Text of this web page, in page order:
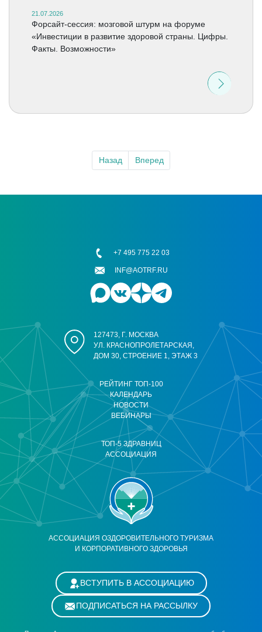
21.07.2026
Форсайт-сессия: мозговой штурм на форуме
«Инвестиции в развитие здоровой страны. Цифры.
Факты. Возможности»
Назад Вперед
АССОЦИАЦИЯ ОЗДОРОВИТЕЛЬНОГО ТУРИЗМА
И КОРПОРАТИВНОГО ЗДОРОВЬЯ
РЕЙТИНГ ТОП-100
КАЛЕНДАРЬ
НОВОСТИ
ВЕБИНАРЫ
ТОП-5 ЗДРАВНИЦ
АССОЦИАЦИЯ
127473, Г. МОСКВА
УЛ. КРАСНОПРОЛЕТАРСКАЯ,
ДОМ 30, СТРОЕНИЕ 1, ЭТАЖ 3
+7 495 775 22 03
INF@AOTRF.RU
ВСТУПИТЬ В АССОЦИАЦИЮ
ПОДПИСАТЬСЯ НА РАССЫЛКУ